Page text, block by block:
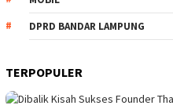
DPRD BANDAR LAMPUNG
TERPOPULER